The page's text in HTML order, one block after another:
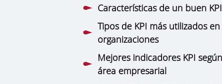
Características de un buen KPI
Tipos de KPI más utilizados en
organizaciones
Mejores indicadores KPI
área empresarial